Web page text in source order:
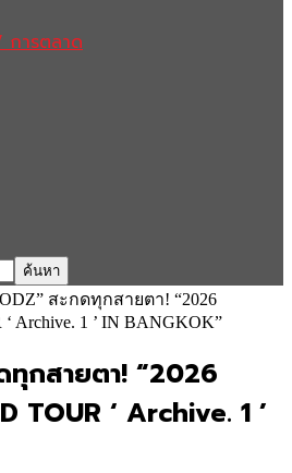
การตลาด
สะกดทุกสายตา! “2026
Archive. 1 ’ IN BANGKOK”
ทุกสายตา! “2026
TOUR ‘ Archive. 1 ’